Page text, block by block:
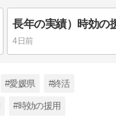
4日前
#愛媛県 #終活
#時効の援用